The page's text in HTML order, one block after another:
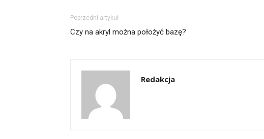
Poprzedni artykuł
Czy na akryl można położyć bazę?
Redakcja